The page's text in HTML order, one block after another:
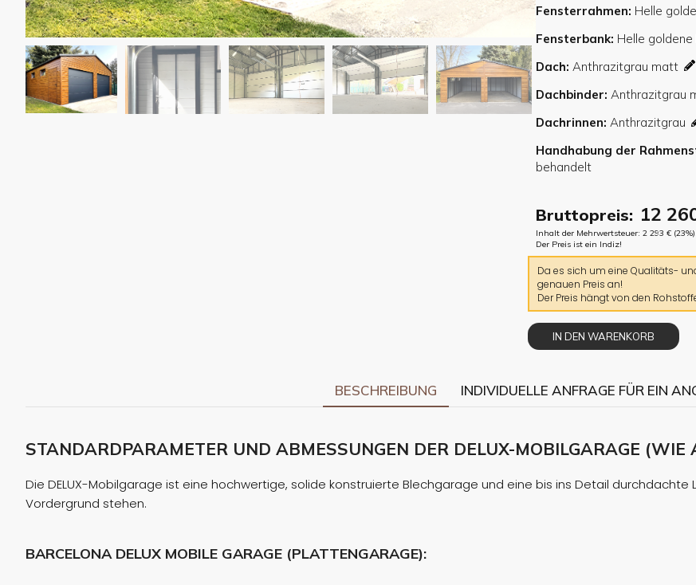
Fensterrahmen
Fensterbank
Dach
Dachbinder
Dachrinnen
Handhabung der
Bruttopreis: 12
Inhalt der Mehrwertsteuer: 2 293 € (23%).
Der Preis ist ein Indiz!
Da es sich um eine Qualitäts-
genauen Preis an!
Der Preis hängt von den
IN DEN WARENKORB
BESCHREIBUNG INDIVIDUELLE ANFRAGE FÜR EIN
STANDARDPARAMETER UND ABMESSUNGEN DER DELUX-MOBILGARAGE (WIE
Die DELUX-Mobilgarage ist eine hochwertige, solide konstruierte Blechgarage und eine bis ins Detail
Vordergrund stehen.
BARCELONA DELUX MOBILE GARAGE (PLATTENGARAGE):